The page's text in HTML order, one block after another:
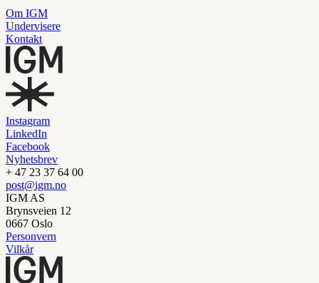
Om IGM
Undervisere
Kontakt
Instagram
LinkedIn
Facebook
Nyhetsbrev
+ 47 23 37 64 00
post@igm.no
IGM AS
Brynsveien 12
0667 Oslo
Personvern
Vilkår